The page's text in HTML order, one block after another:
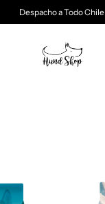
Despacho a Todo Chile